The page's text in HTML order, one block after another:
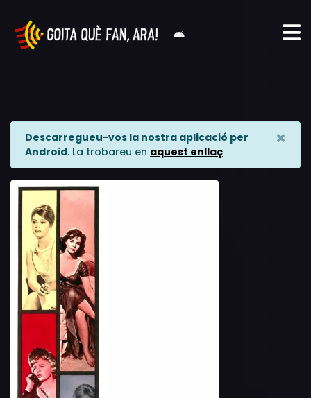
Descarregueu-vos la nostra aplicació per
Android. La trobareu en aquest enllaç
×